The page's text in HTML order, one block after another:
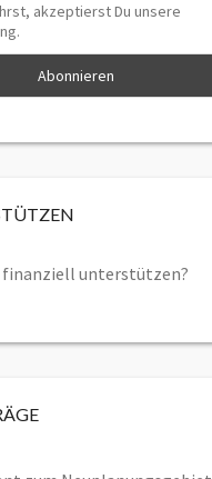
akzeptierst Du unsere
finanziell unterstützen?